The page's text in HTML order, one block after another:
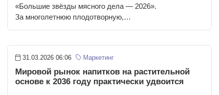
«Большие звёзды мясного дела — 2026».
За многолетнюю плодотворную,…
31.03.2026 06:06 Маркетинг
Мировой рынок напитков на растительной
основе к 2036 году практически удвоится